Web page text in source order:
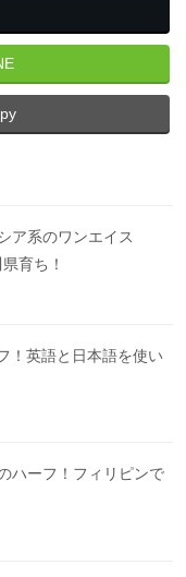
ア系のワンエイス
育ち！
！英語と日本語を使い
ハーフ！フィリピンで